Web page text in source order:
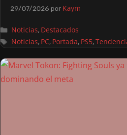
29/07/2026 por Kaym
Noticias, Destacados
Noticias, PC, Portada, PS5,